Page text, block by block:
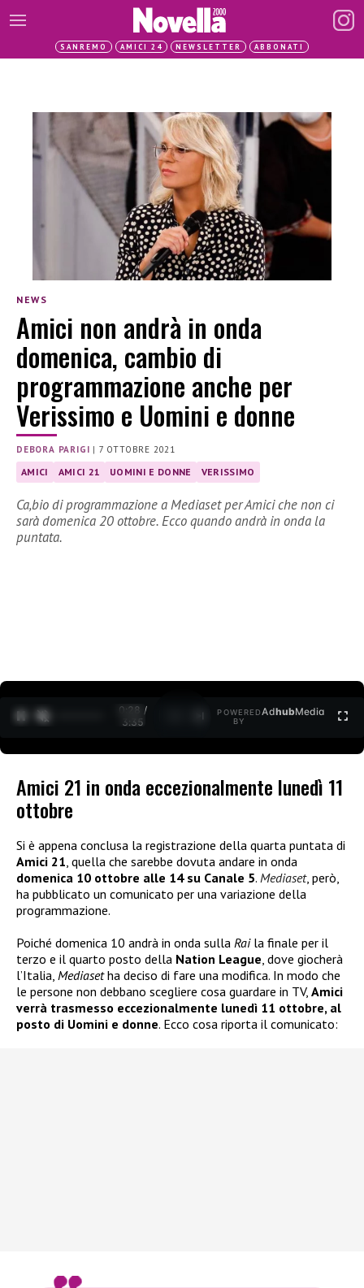
SANREMO AMICI 24 NEWSLETTER ABBONATI
NEWS
Amici non andrà in onda
domenica, cambio di
programmazione anche per
Verissimo e Uomini e donne
DEBORA PARIGI | 7 OTTOBRE 2021
AMICI AMICI 21 UOMINI E DONNE VERISSIMO
Ca,bio di programmazione a Mediaset per Amici che non ci
sarà domenica 20 ottobre. Ecco quando andrà in onda la
puntata.
0:29 /
3:35
POWERED
BY
AdhubMedia
Amici 21 in onda eccezionalmente lunedì 11
ottobre
Si è appena conclusa la registrazione della quarta puntata di
Amici 21, quella che sarebbe dovuta andare in onda
domenica 10 ottobre alle 14 su Canale 5. Mediaset, però,
ha pubblicato un comunicato per una variazione della
programmazione.
Poiché domenica 10 andrà in onda sulla Rai la finale per il
terzo e il quarto posto della Nation League, dove giocherà
l’Italia, Mediasetha deciso di fare una modifica. In modo che
le persone non debbano scegliere cosa guardare in TV, Amici
verrà trasmesso eccezionalmente lunedì 11 ottobre, al
posto di Uomini e donne. Ecco cosa riporta il comunicato: